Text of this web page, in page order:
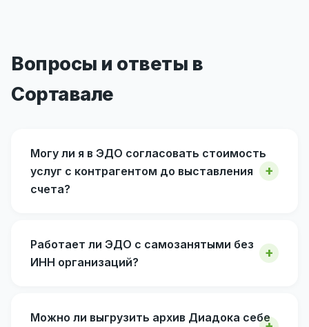
Вопросы и ответы в
Сортавале
Могу ли я в ЭДО согласовать стоимость
услуг с контрагентом до выставления
счета?
Работает ли ЭДО с самозанятыми без
ИНН организаций?
Можно ли выгрузить архив Диадока себе